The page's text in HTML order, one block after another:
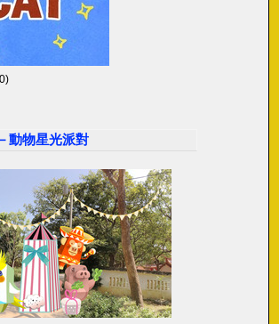
動物星光派對